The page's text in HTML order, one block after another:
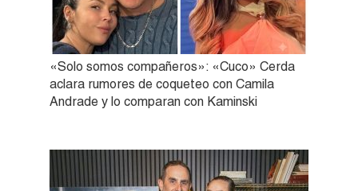
«Solo somos compañeros»: «Cuco» Cerda
aclara rumores de coqueteo con Camila
Andrade y lo comparan con Kaminski